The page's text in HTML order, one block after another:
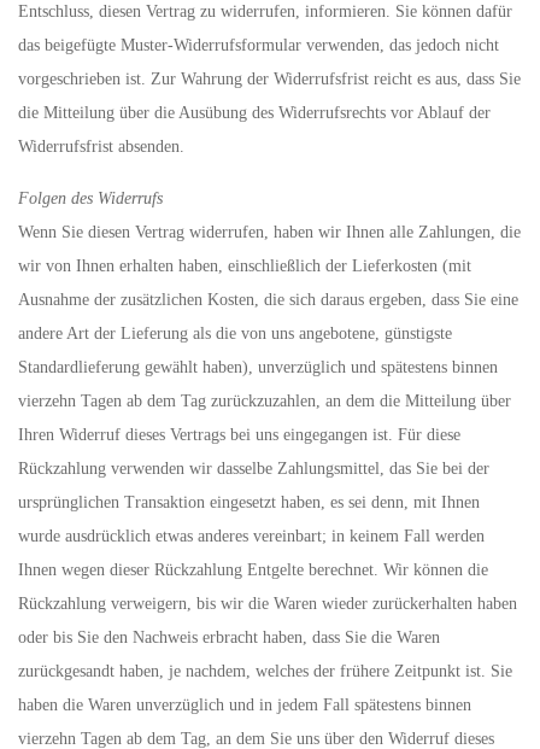
Entschluss, diesen Vertrag zu widerrufen, informieren. Sie können dafür
das beigefügte Muster-Widerrufsformular verwenden, das jedoch nicht
vorgeschrieben ist. Zur Wahrung der Widerrufsfrist reicht es aus, dass Sie
die Mitteilung über die Ausübung des Widerrufsrechts vor Ablauf der
Widerrufsfrist absenden.
Folgen des Widerrufs
Wenn Sie diesen Vertrag widerrufen, haben wir Ihnen alle Zahlungen, die
wir von Ihnen erhalten haben, einschließlich der Lieferkosten (mit
Ausnahme der zusätzlichen Kosten, die sich daraus ergeben, dass Sie eine
andere Art der Lieferung als die von uns angebotene, günstigste
Standardlieferung gewählt haben), unverzüglich und spätestens binnen
vierzehn Tagen ab dem Tag zurückzuzahlen, an dem die Mitteilung über
Ihren Widerruf dieses Vertrags bei uns eingegangen ist. Für diese
Rückzahlung verwenden wir dasselbe Zahlungsmittel, das Sie bei der
ursprünglichen Transaktion eingesetzt haben, es sei denn, mit Ihnen
wurde ausdrücklich etwas anderes vereinbart; in keinem Fall werden
Ihnen wegen dieser Rückzahlung Entgelte berechnet. Wir können die
Rückzahlung verweigern, bis wir die Waren wieder zurückerhalten haben
oder bis Sie den Nachweis erbracht haben, dass Sie die Waren
zurückgesandt haben, je nachdem, welches der frühere Zeitpunkt ist. Sie
haben die Waren unverzüglich und in jedem Fall spätestens binnen
vierzehn Tagen ab dem Tag, an dem Sie uns über den Widerruf dieses